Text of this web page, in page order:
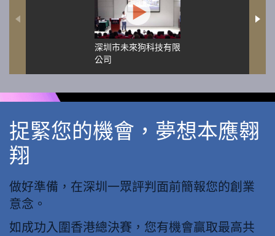
深圳市未來狗科技有限
公司
捉緊您的機會，夢想本應翱
翔
做好準備，在深圳一眾評判面前簡報您的創業
意念。
如成功入圍香港總決賽，您有機會贏取最高共